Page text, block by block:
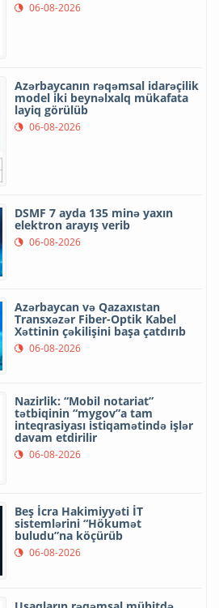
06-08-2026
Azərbaycanın rəqəmsal idarəçilik
model iki beynəlxalq mükafata
layiq görülüb
06-08-2026
DSMF 7 ayda 135 minə yaxın
elektron arayış verib
06-08-2026
Azərbaycan və Qazaxıstan
Transxəzər Fiber-Optik Kabel
Xəttinin çəkilişini başa çatdırıb
06-08-2026
Nazirlik: “Mobil notariat”
tətbiqinin “mygov”a tam
inteqrasiyası istiqamətində işlər
davam etdirilir
06-08-2026
Beş İcra Hakimiyyəti İT
sistemlərini “Hökumət
buludu”na köçürüb
06-08-2026